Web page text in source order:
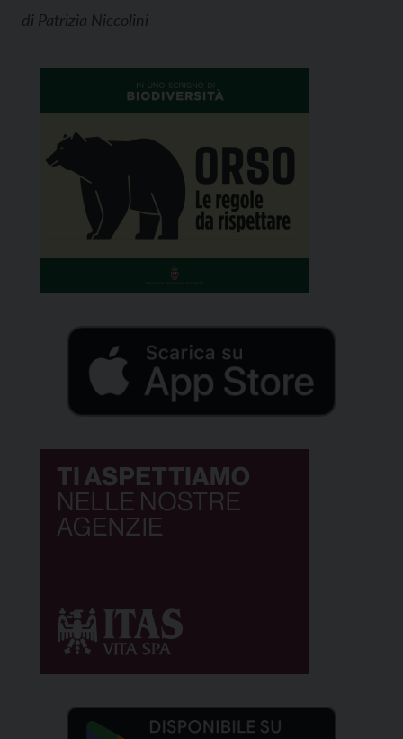
di Patrizia Niccolini